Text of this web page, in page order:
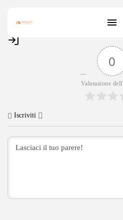
0
Valutazione
Iscriviti